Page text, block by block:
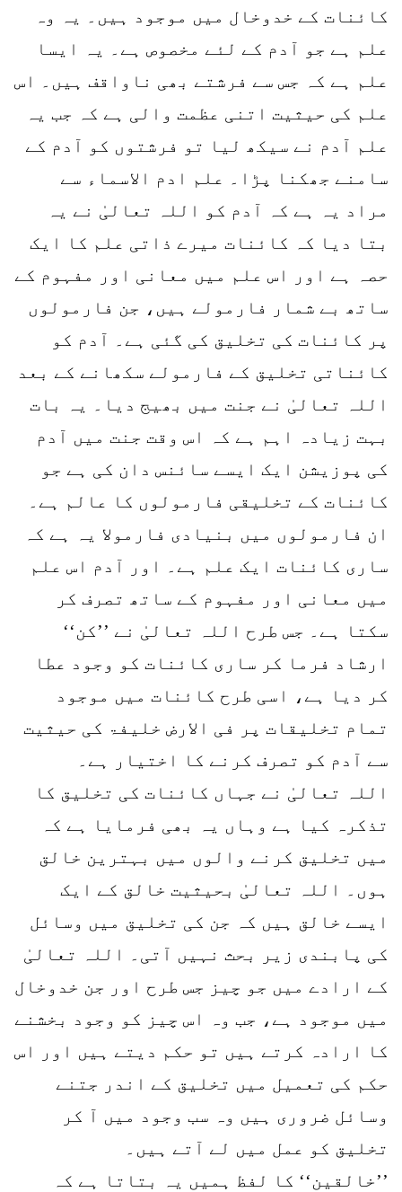
کائنات کے خدوخال میں موجود ہیں۔ یہ وہ
علم ہے جو آدم کے لئے مخصوص ہے۔ یہ ایسا
علم ہے کہ جس سے فرشتے بھی ناواقف ہیں۔ اس
علم کی حیثیت اتنی عظمت والی ہے کہ جب یہ
علم آدم نے سیکھ لیا تو فرشتوں کو آدم کے
سامنے جھکنا پڑا۔ علم ادم الاسماء سے
مراد یہ ہے کہ آدم کو اللہ تعالیٰ نے یہ
بتا دیا کہ کائنات میرے ذاتی علم کا ایک
حصہ ہے اور اس علم میں معانی اور مفہوم کے
ساتھ بے شمار فارمولے ہیں، جن فارمولوں
پر کائنات کی تخلیق کی گئی ہے۔ آدم کو
کائناتی تخلیق کے فارمولے سکھانے کے بعد
اللہ تعالیٰ نے جنت میں بھیج دیا۔ یہ بات
بہت زیادہ اہم ہے کہ اس وقت جنت میں آدم
کی پوزیشن ایک ایسے سائنس دان کی ہے جو
کائنات کے تخلیقی فارمولوں کا عالم ہے۔
ان فارمولوں میں بنیادی فارمولا یہ ہے کہ
ساری کائنات ایک علم ہے۔ اور آدم اس علم
میں معانی اور مفہوم کے ساتھ تصرف کر
سکتا ہے۔ جس طرح اللہ تعالیٰ نے ’’کن‘‘
ارشاد فرما کر ساری کائنات کو وجود عطا
کر دیا ہے، اسی طرح کائنات میں موجود
تمام تخلیقات پر فی الارض خلیفۃ کی حیثیت
سے آدم کو تصرف کرنے کا اختیار ہے۔
اللہ تعالیٰ نے جہاں کائنات کی تخلیق کا
تذکرہ کیا ہے وہاں یہ بھی فرمایا ہے کہ
میں تخلیق کرنے والوں میں بہترین خالق
ہوں۔ اللہ تعالیٰ بحیثیت خالق کے ایک
ایسے خالق ہیں کہ جن کی تخلیق میں وسائل
کی پابندی زیر بحث نہیں آتی۔ اللہ تعالیٰ
کے ارادے میں جو چیز جس طرح اور جن خدوخال
میں موجود ہے، جب وہ اس چیز کو وجود بخشنے
کا ارادہ کرتے ہیں تو حکم دیتے ہیں اور اس
حکم کی تعمیل میں تخلیق کے اندر جتنے
وسائل ضروری ہیں وہ سب وجود میں آ کر
تخلیق کو عمل میں لے آتے ہیں۔
’’خالقین‘‘ کا لفظ ہمیں یہ بتاتا ہے کہ